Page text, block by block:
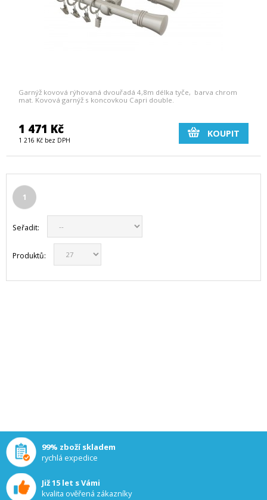
99% zboží skladem
rychlá expedice
Již 15 let s Vámi
kvalita ověřená zákazníky
Garnýž kovová rýhovaná dvouřadá 4,8m délka tyče, barva chrom
mat. Kovová garnýž s koncovkou Capri double.
1 471 Kč
1 216 Kč bez DPH
KOUPIT
1
Seřadit:
Produktů: